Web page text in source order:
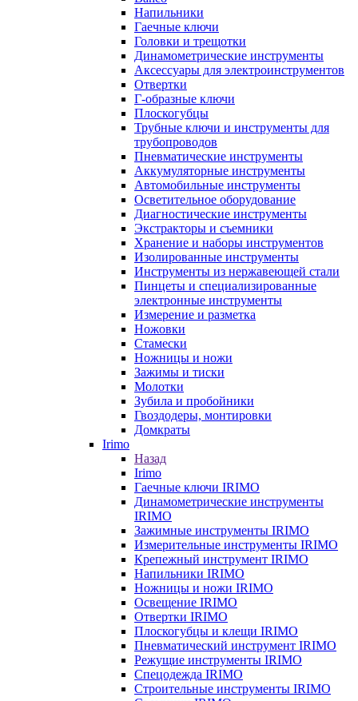
Напильники
Гаечные ключи
Головки и трещотки
Динамометрические инструменты
Аксессуары для электроинструментов
Отвертки
Г-образные ключи
Плоскогубцы
Трубные ключи и инструменты для
трубопроводов
Пневматические инструменты
Аккумуляторные инструменты
Автомобильные инструменты
Осветительное оборудование
Диагностические инструменты
Экстракторы и съемники
Хранение и наборы инструментов
Изолированные инструменты
Инструменты из нержавеющей стали
Пинцеты и специализированные
электронные инструменты
Измерение и разметка
Ножовки
Стамески
Ножницы и ножи
Зажимы и тиски
Молотки
Зубила и пробойники
Гвоздодеры, монтировки
Домкраты
Irimo
Назад
Irimo
Гаечные ключи IRIMO
Динамометрические инструменты
IRIMO
Зажимные инструменты IRIMO
Измерительные инструменты IRIMO
Крепежный инструмент IRIMO
Напильники IRIMO
Ножницы и ножи IRIMO
Освещение IRIMO
Отвертки IRIMO
Плоскогубцы и клещи IRIMO
Пневматический инструмент IRIMO
Режущие инструменты IRIMO
Спецодежда IRIMO
Строительные инструменты IRIMO